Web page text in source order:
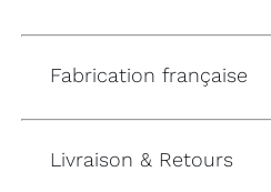
Fabrication française
Livraison & Retours